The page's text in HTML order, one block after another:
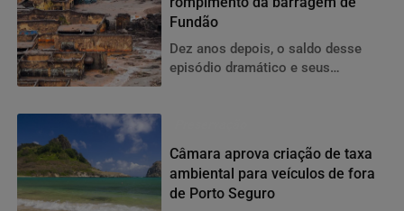
no Brasil.
Fundão
Dez anos depois, o saldo desse
episódio dramático e seus
Câmara aprova criação de taxa
ambiental para veículos de fora
de Porto Seguro